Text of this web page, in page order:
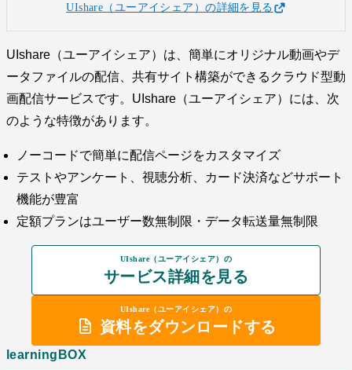
UIshare（ユーアイシェア）の詳細を見る
UIshare（ユーアイシェア）は、簡単にオリジナル動画やデ
ータファイルの配信、共有サイト構築ができるクラウド型動
画配信サービスです。UIshare（ユーアイシェア）には、次
のような特徴があります。
ノーコードで簡単に配信ページをカスタマイズ
テストやアンケート、視聴分析、カード決済などサポート
機能が豊富
定額プランはユーザー数無制限・データ転送量無制限
UIshare（ユーアイシェア）の
サービス詳細を見る
UIshare（ユーアイシェア）の
資料をダウンロードする
learningBOX